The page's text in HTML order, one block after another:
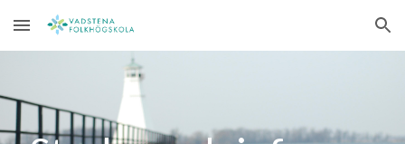
Skip to main content Skip to navigation